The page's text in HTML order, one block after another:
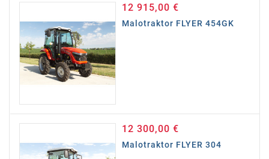
12 915,00 €Cena
Malotraktor FLYER 454GK
12 300,00 €Cena
Malotraktor FLYER 304